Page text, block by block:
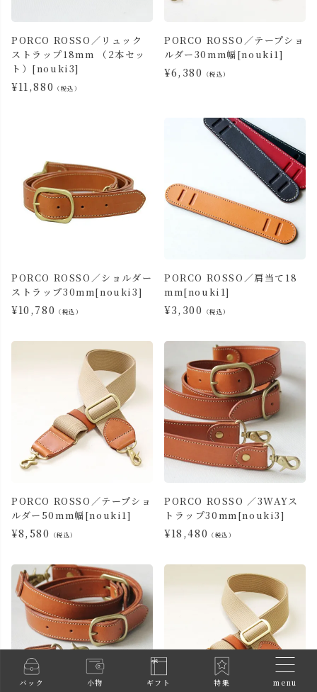
バック 小物 ギフト 特集 menu
PORCO ROSSO／リュック
ストラップ18mm （2本セッ
ト）[nouki3]
¥11,880 （税込）
PORCO ROSSO／テープショ
ルダー30mm幅[nouki1]
¥6,380 （税込）
PORCO ROSSO／ショルダー
ストラップ30mm[nouki3]
¥10,780 （税込）
PORCO ROSSO／肩当て18
mm[nouki1]
¥3,300 （税込）
PORCO ROSSO／テープショ
ルダー50mm幅[nouki1]
¥8,580 （税込）
PORCO ROSSO ／3WAYス
トラップ30mm[nouki3]
¥18,480 （税込）